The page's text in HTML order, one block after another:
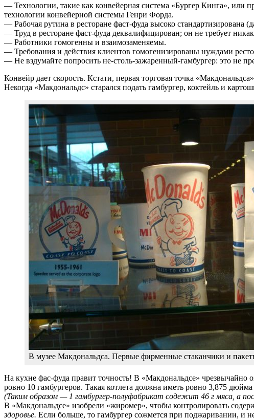
— Технологии, такие как конвейерная система «Бургер Кинга», или
технологии конвейерной системы Генри Форда.
— Рабочая рутина в ресторане фаст-фуда высоко стандартизирована
— Труд в ресторане фаст-фуда деквалифицирован; он не требует
— Работники гомогенны и взаимозаменяемы.
— Требования и действия клиентов гомогенизированы нуждами
— Не вздумайте попросить не-столь-зажаренный-гамбургер: это не
Конвейр дает скорость. Кстати, первая торговая точка
Некогда «Макдональдс» старался подать гамбургер, коктейль и
В музее Макдональдса. Первые фирменные стаканчики и
На кухне фас-фуда правит точность! В «Макдональдсе» чрезвычайно
ровно 10 гамбургеров. Такая котлета должна иметь ровно 3,875
(Таким образом — 1 гамбургер-полуфабрикат содежит 46 г мяса, а
В «Макдональдсе» изобрели «жиромер», чтобы контролировать
здоровье. Если больше, то гамбургер сожмется при поджаривании, и не